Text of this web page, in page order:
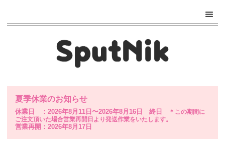
夏季休業のお知らせ
休業日 ：2026年8月11日〜2026年8月16日 終日
＊この期間に
ご注文頂いた場合営業再開日より発送作業をいたします。
営業再開：2026年8月17日